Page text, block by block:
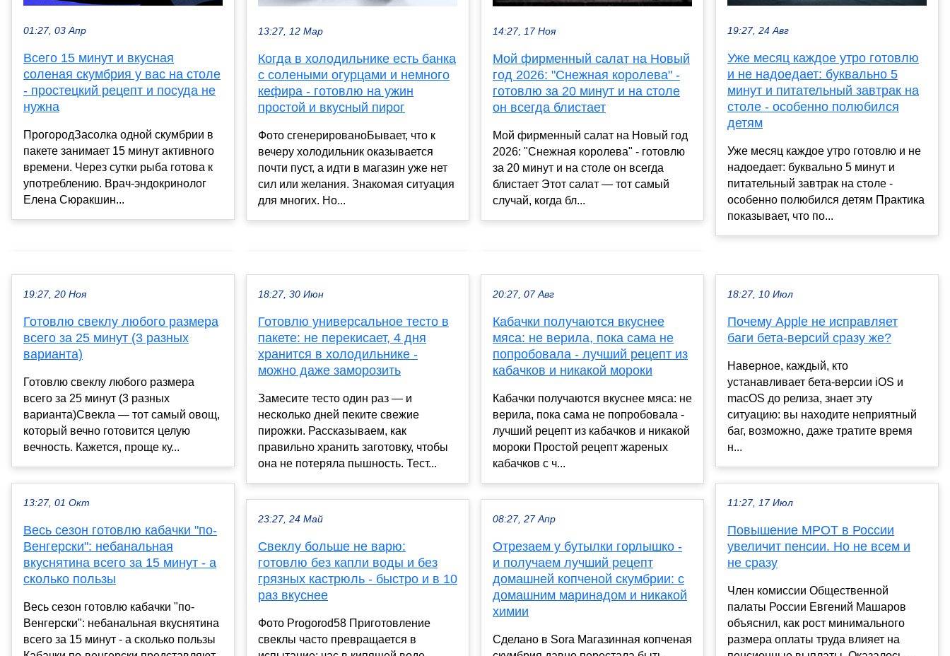
01:27, 03 Апр
Всего 15 минут и вкусная
соленая скумбрия у вас на столе
- простецкий рецепт и посуда не
нужна
ПрогородЗасолка одной скумбрии в
пакете занимает 15 минут активного
времени. Через сутки рыба готова к
употреблению. Врач-эндокринолог
Елена Сюракшин...
13:27, 12 Мар
Когда в холодильнике есть банка
с солеными огурцами и немного
кефира - готовлю на ужин
простой и вкусный пирог
Фото сгенерированоБывает, что к
вечеру холодильник оказывается
почти пуст, а идти в магазин уже нет
сил или желания. Знакомая ситуация
для многих. Но...
14:27, 17 Ноя
Мой фирменный салат на Новый
год 2026: "Снежная королева" -
готовлю за 20 минут и на столе
он всегда блистает
Мой фирменный салат на Новый год
2026: "Снежная королева" - готовлю
за 20 минут и на столе он всегда
блистает Этот салат — тот самый
случай, когда бл...
19:27, 24 Авг
Уже месяц каждое утро готовлю
и не надоедает: буквально 5
минут и питательный завтрак на
столе - особенно полюбился
детям
Уже месяц каждое утро готовлю и не
надоедает: буквально 5 минут и
питательный завтрак на столе -
особенно полюбился детям Практика
показывает, что по...
19:27, 20 Ноя
Готовлю свеклу любого размера
всего за 25 минут (3 разных
варианта)
Готовлю свеклу любого размера
всего за 25 минут (3 разных
варианта)Свекла — тот самый овощ,
который вечно готовится целую
вечность. Кажется, проще ку...
13:27, 01 Окт
Весь сезон готовлю кабачки "по-
Венгерски": небанальная
вкуснятина всего за 15 минут - а
сколько пользы
Весь сезон готовлю кабачки "по-
Венгерски": небанальная вкуснятина
всего за 15 минут - а сколько пользы
18:27, 30 Июн
Готовлю универсальное тесто в
пакете: не перекисает, 4 дня
хранится в холодильнике -
можно даже заморозить
Замесите тесто один раз — и
несколько дней пеките свежие
пирожки. Рассказываем, как
правильно хранить заготовку, чтобы
она не потеряла пышность. Тест...
23:27, 24 Май
Свеклу больше не варю:
готовлю без капли воды и без
грязных кастрюль - быстро и в 10
раз вкуснее
Фото Progorod58 Приготовление
свеклы часто превращается в
20:27, 07 Авг
Кабачки получаются вкуснее
мяса: не верила, пока сама не
попробовала - лучший рецепт из
кабачков и никакой мороки
Кабачки получаются вкуснее мяса: не
верила, пока сама не попробовала -
лучший рецепт из кабачков и никакой
мороки Простой рецепт жареных
кабачков с ч...
08:27, 27 Апр
Отрезаем у бутылки горлышко -
и получаем лучший рецепт
домашней копченой скумбрии: с
домашним маринадом и никакой
химии
Сделано в Sora Магазинная копченая
18:27, 10 Июл
Почему Apple не исправляет
баги бета-версий сразу же?
Наверное, каждый, кто
устанавливает бета-версии iOS и
macOS до релиза, знает эту
ситуацию: вы находите неприятный
баг, возможно, даже тратите время
н...
11:27, 17 Июл
Повышение МРОТ в России
увеличит пенсии. Но не всем и
не сразу
Член комиссии Общественной
палаты России Евгений Машаров
объяснил, как рост минимального
размера оплаты труда влияет на